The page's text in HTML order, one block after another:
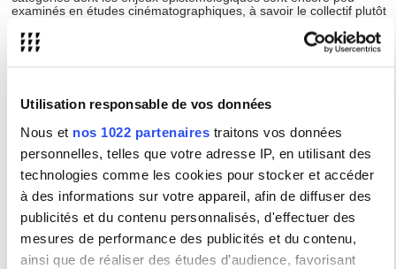
Utilisation responsable de vos données
Nous et nos 1022 partenaires traitons vos données
personnelles, telles que votre adresse IP, en utilisant des
technologies comme les cookies pour stocker et accéder
à des informations sur votre appareil, afin de diffuser des
publicités et du contenu personnalisés, d'effectuer des
mesures de performance des publicités et du contenu,
ainsi que de réaliser des études d’audience, favorisant
examinés en études cinématographiques, à savoir le collectif plutôt
l’amateur plutôt que le professionnel ; le réel ou le didactique plutôt
que le fictif ; l’international dans ses relations au national, etc. Trois
axes de réflexions sont privilégiés : le premier est théorique, il
cinématographiques elles-mêmes : filmographies de cinéastes, ou
relation avec des moments sociétaux ou politiques ; le troisième est
anthropologique, il s’intéresse aux transformations sociales et
politiques induites par les dispositifs de production, de réalisation
ou de monstration.
Comité scientifique du colloque :Jean-Pierre Bertin-Maghit
(Université Sorbonne nouvelle), Nicole Brenez (Université
Sorbonne nouvelle), Sébastien Layerle (Université Sorbonne
nouvelle), Sylvie Lindeperg (Université Paris 1), Michel Marie
(Université Sorbonne nouvelle) et Valérie Vignaux (Université de
Caen).